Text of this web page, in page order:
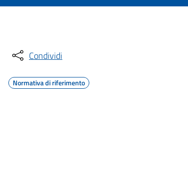
Condividi
Normativa di riferimento